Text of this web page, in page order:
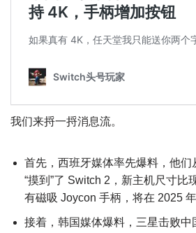
我们来捋一捋消息流。
首先，西班牙媒体率先爆料，他们
“摸到”了 Switch 2，新主机尺寸比
有磁吸 Joycon 手柄，将在 2025 年
接着，韩国媒体爆料，三星击败中